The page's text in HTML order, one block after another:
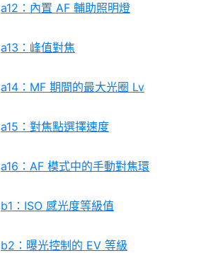
a12：內置 AF 輔助照明燈
a13：峰值對焦
a14：MF 期間的最大光圈 Lv
a15：對焦點選擇速度
a16：AF 模式中的手動對焦環
b1：ISO 感光度等級值
b2：曝光控制的 EV 等級